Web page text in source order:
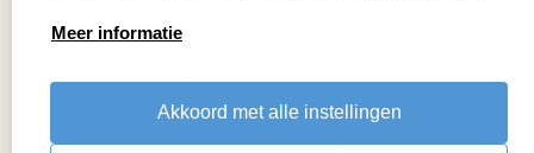
handleidingen
Meer informatie
Akkoord met alle instellingen